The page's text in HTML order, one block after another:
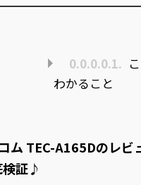
0.0.0.0.1.
わかること
ム TEC-A165Dのレビ
検証♪